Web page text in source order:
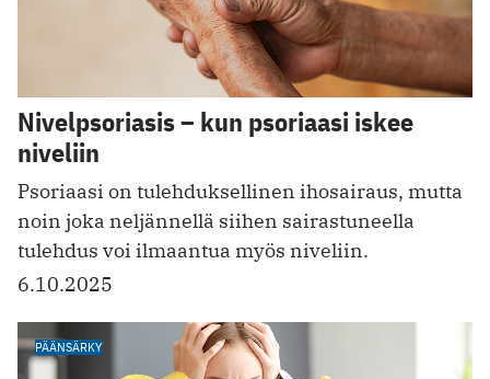
Nivelpsoriasis – kun psoriaasi iskee
niveliin
Psoriaasi on tulehduksellinen ihosairaus, mutta
noin joka neljännellä siihen sairastuneella
tulehdus voi ilmaantua myös niveliin.
6.10.2025
PÄÄNSÄRKY